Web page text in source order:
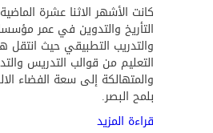
كانت الأشهر الاثنا عشرة
التأريخ والتدوين في عمر
والتدريب التطبيقي حيث انتقل
التعليم من قوالب التدريس
والمتهالكة إلى سعة الفضاء
بلمح البصر.
قراءة المزيد